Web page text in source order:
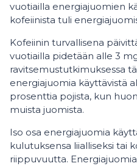
vuotiailla energiajuomien
kofeiinista tuli
Kofeiinin turvallisena
vuotiailla pidetään alle 3
ravitsemustutkimuksessa
energiajuomia käyttävistä
prosenttia pojista, kun
muista juomista.
Iso osa energiajuomia
kulutuksensa liialliseksi tai
riippuvuutta.